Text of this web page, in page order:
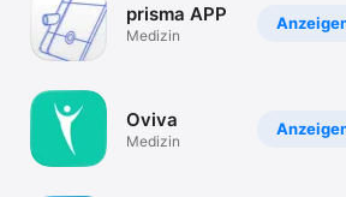
prisma APP
Medizin
Oviva
Medizin